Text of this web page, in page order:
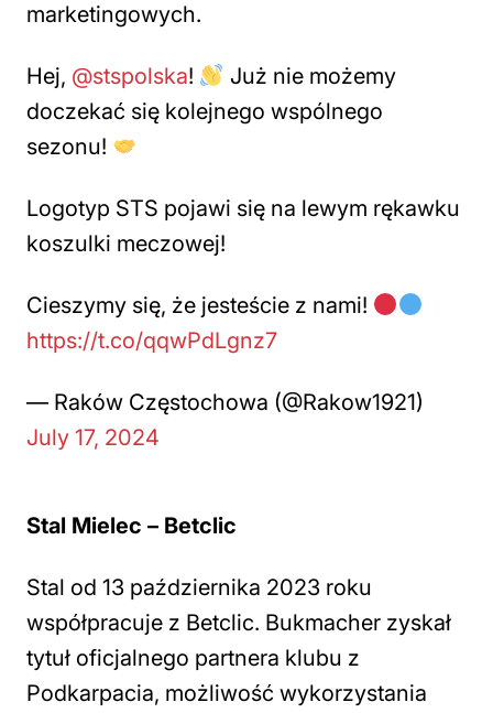
marketingowych.
Hej, @stspolska!
Już nie możemy
doczekać się kolejnego wspólnego
sezonu!
Logotyp STS pojawi się na lewym rękawku
koszulki meczowej!
Cieszymy się, że jesteście z nami!
https://t.co/qqwPdLgnz7
— Raków Częstochowa (@Rakow1921)
July 17, 2024
Stal Mielec – Betclic
Stal od 13 października 2023 roku
współpracuje z Betclic. Bukmacher zyskał
tytuł oficjalnego partnera klubu z
Podkarpacia, możliwość wykorzystania